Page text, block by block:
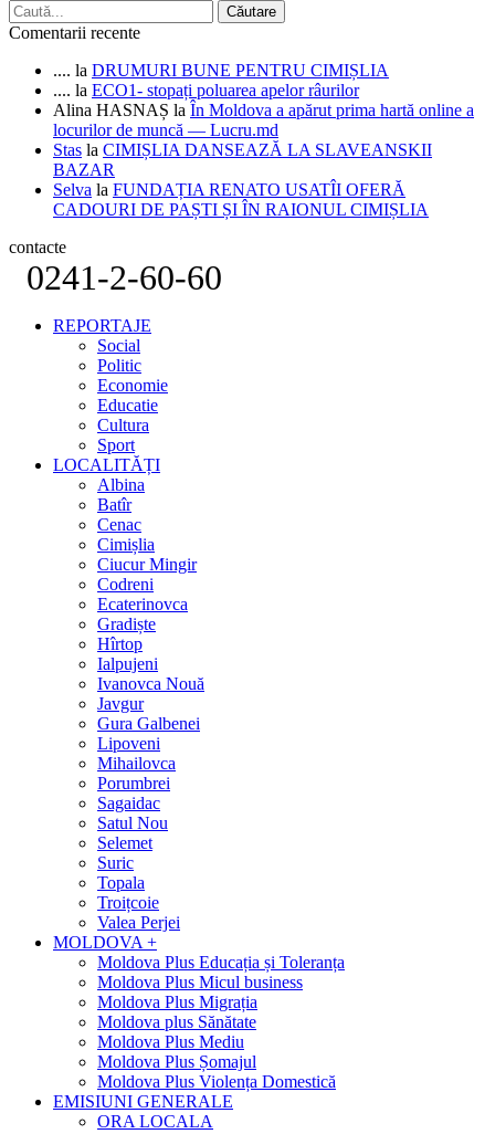
Comentarii recente
.... la DRUMURI BUNE PENTRU CIMIȘLIA
.... la ECO1- stopați poluarea apelor râurilor
Alina HASNAȘ la În Moldova a apărut prima hartă online a
locurilor de muncă — Lucru.md
Stas la CIMIȘLIA DANSEAZĂ LA SLAVEANSKII
BAZAR
Selva la FUNDAȚIA RENATO USATÎI OFERĂ
CADOURI DE PAȘTI ȘI ÎN RAIONUL CIMIȘLIA
contacte
0241-2-60-60
REPORTAJE
Social
Politic
Economie
Educatie
Cultura
Sport
LOCALITĂȚI
Albina
Batîr
Cenac
Cimișlia
Ciucur Mingir
Codreni
Ecaterinovca
Gradiște
Hîrtop
Ialpujeni
Ivanovca Nouă
Javgur
Gura Galbenei
Lipoveni
Mihailovca
Porumbrei
Sagaidac
Satul Nou
Selemet
Suric
Topala
Troițcoie
Valea Perjei
MOLDOVA +
Moldova Plus Educația și Toleranța
Moldova Plus Micul business
Moldova Plus Migrația
Moldova plus Sănătate
Moldova Plus Mediu
Moldova Plus Șomajul
Moldova Plus Violența Domestică
EMISIUNI GENERALE
ORA LOCALA